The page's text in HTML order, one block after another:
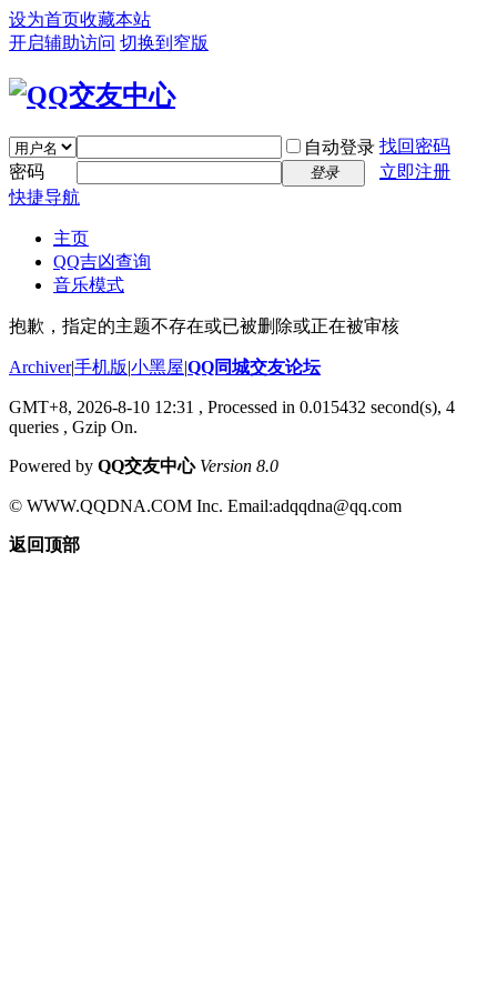
设为首页收藏本站
开启辅助访问 切换到窄版
自动登录 找回密码
密码
登录
立即注册
快捷导航
主页
QQ吉凶查询
音乐模式
抱歉，指定的主题不存在或已被删除或正在被审核
Archiver|手机版|小黑屋|QQ同城交友论坛
GMT+8, 2026-8-10 12:31 , Processed in 0.015432 second(s), 4
queries , Gzip On.
Powered by QQ交友中心 Version 8.0
© WWW.QQDNA.COM Inc. Email:adqqdna@qq.com
返回顶部